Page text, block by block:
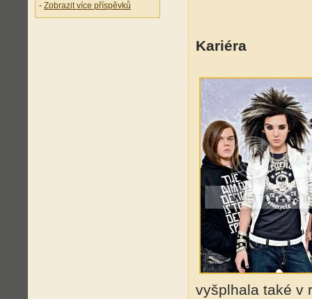
- Zobrazit více příspěvků
Kariéra
vyšplhala také v